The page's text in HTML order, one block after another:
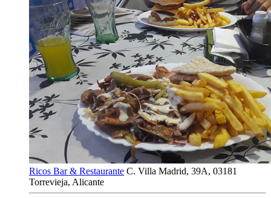
Ricos Bar & Restaurante C. Villa Madrid, 39A, 03181
Torrevieja, Alicante